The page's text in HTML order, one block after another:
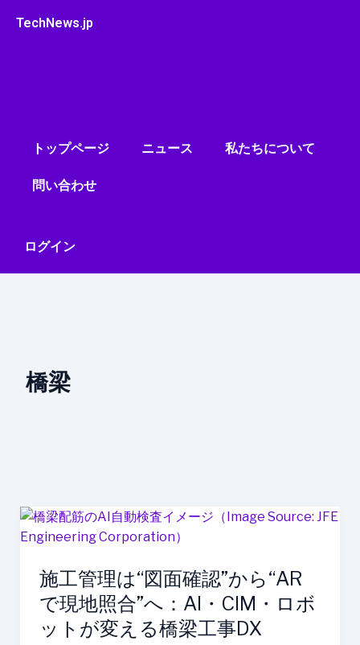
TechNews.jp
トップページ ニュース 私たちについて
問い合わせ
ログイン
橋梁
施工管理は“図面確認”から“AR
で現地照合”へ：AI・CIM・ロボ
ットが変える橋梁工事DX
施
工
理
は“図
面
確